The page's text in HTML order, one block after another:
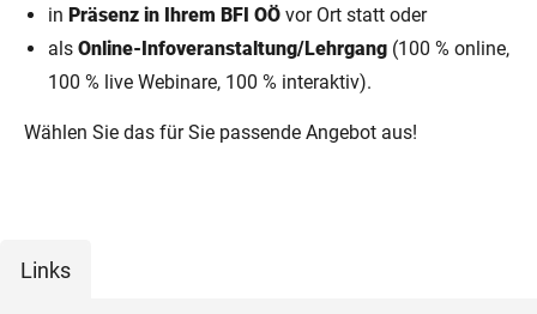
in Präsenz in Ihrem BFI OÖ vor Ort statt oder
als Online-Infoveranstaltung/Lehrgang (100 % online,
100 % live Webinare, 100 % interaktiv).
Wählen Sie das für Sie passende Angebot aus!
Links